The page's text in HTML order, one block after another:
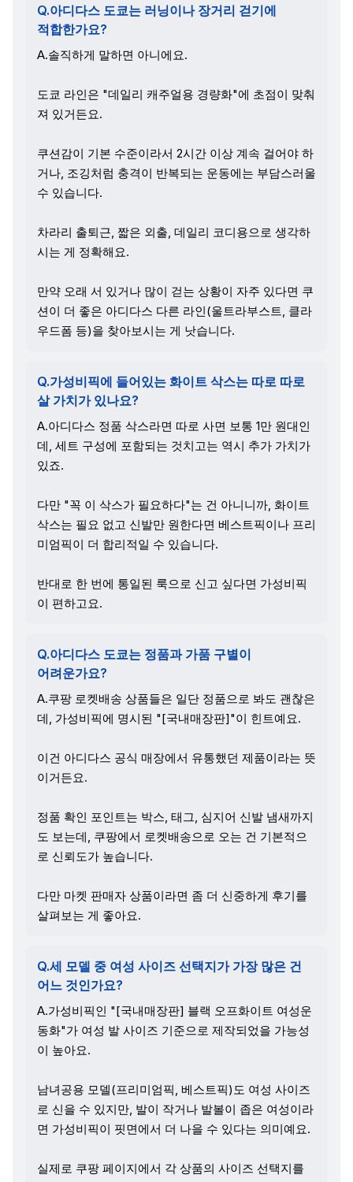
Q.아디다스 도쿄는 러닝이나 장거리 걷기에
적합한가요?
A.솔직하게 말하면 아니에요.
도쿄 라인은 "데일리 캐주얼용 경량화"에 초점이 맞춰
져 있거든요.
쿠션감이 기본 수준이라서 2시간 이상 계속 걸어야 하
거나, 조깅처럼 충격이 반복되는 운동에는 부담스러울
수 있습니다.
차라리 출퇴근, 짧은 외출, 데일리 코디용으로 생각하
시는 게 정확해요.
만약 오래 서 있거나 많이 걷는 상황이 자주 있다면 쿠
션이 더 좋은 아디다스 다른 라인(울트라부스트, 클라
우드폼 등)을 찾아보시는 게 낫습니다.
Q.가성비픽에 들어있는 화이트 삭스는 따로 따로
살 가치가 있나요?
A.아디다스 정품 삭스라면 따로 사면 보통 1만 원대인
데, 세트 구성에 포함되는 것치고는 역시 추가 가치가
있죠.
다만 "꼭 이 삭스가 필요하다"는 건 아니니까, 화이트
삭스는 필요 없고 신발만 원한다면 베스트픽이나 프리
미엄픽이 더 합리적일 수 있습니다.
반대로 한 번에 통일된 룩으로 신고 싶다면 가성비픽
이 편하고요.
Q.아디다스 도쿄는 정품과 가품 구별이
어려운가요?
A.쿠팡 로켓배송 상품들은 일단 정품으로 봐도 괜찮은
데, 가성비픽에 명시된 "[국내매장판]"이 힌트예요.
이건 아디다스 공식 매장에서 유통했던 제품이라는 뜻
이거든요.
정품 확인 포인트는 박스, 태그, 심지어 신발 냄새까지
도 보는데, 쿠팡에서 로켓배송으로 오는 건 기본적으
로 신뢰도가 높습니다.
다만 마켓 판매자 상품이라면 좀 더 신중하게 후기를
살펴보는 게 좋아요.
Q.세 모델 중 여성 사이즈 선택지가 가장 많은 건
어느 것인가요?
A.가성비픽인 "[국내매장판] 블랙 오프화이트 여성운
동화"가 여성 발 사이즈 기준으로 제작되었을 가능성
이 높아요.
남녀공용 모델(프리미엄픽, 베스트픽)도 여성 사이즈
로 신을 수 있지만, 발이 작거나 발볼이 좁은 여성이라
면 가성비픽이 핏면에서 더 나을 수 있다는 의미예요.
실제로 쿠팡 페이지에서 각 상품의 사이즈 선택지를